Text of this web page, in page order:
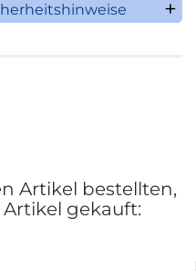
64 / 81 0
Artikel bestellten,
gekauft: